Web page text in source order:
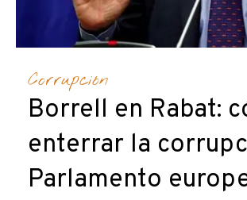
Corrupción
Borrell en Rabat:
enterrar la
Parlamento